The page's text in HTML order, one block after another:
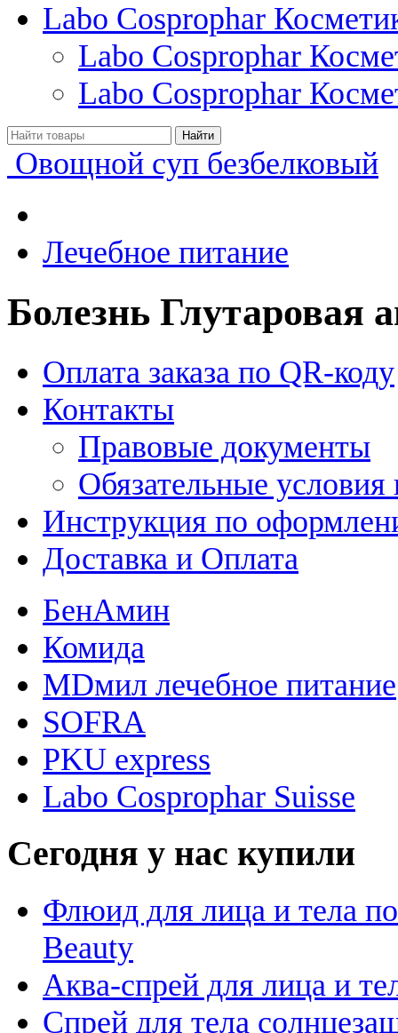
Labo Cosprophar
Labo Cosprophar
Labo Cosprophar
Овощной суп безбелковый
Лечебное питание
Болезнь Глутаровая
Оплата заказа по QR-коду
Контакты
Правовые документы
Обязательные
Инструкция по
Доставка и Оплата
БенАмин
Комида
MDмил лечебное питание
SOFRA
PKU express
Labo Cosprophar Suisse
Сегодня у нас купили
Флюид для лица и тела
Beauty
Аква-спрей для лица и
Спрей для тела